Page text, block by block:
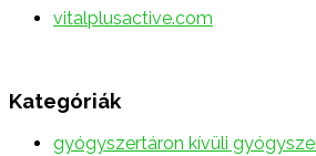
vitalplusactive.com
Kategóriák
gyógyszertáron kívüli